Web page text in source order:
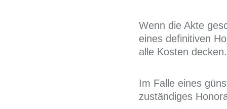
Wenn die Akte
eines definitiven
alle Kosten decken.
Im Falle eines
zuständiges